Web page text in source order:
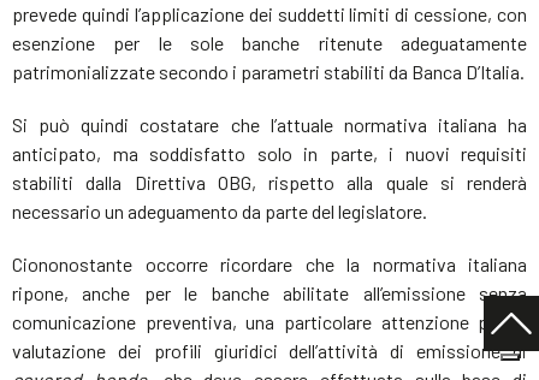
prevede quindi l’applicazione dei suddetti limiti di cessione, con
esenzione per le sole banche ritenute adeguatamente
patrimonializzate secondo i parametri stabiliti da Banca D’Italia.
Si può quindi costatare che l’attuale normativa italiana ha
anticipato, ma soddisfatto solo in parte, i nuovi requisiti
stabiliti dalla Direttiva OBG, rispetto alla quale si renderà
necessario un adeguamento da parte del legislatore.
Ciononostante occorre ricordare che la normativa italiana
ripone, anche per le banche abilitate all’emissione senza
comunicazione preventiva, una particolare attenzione per la
valutazione dei profili giuridici dell’attività di emissione di